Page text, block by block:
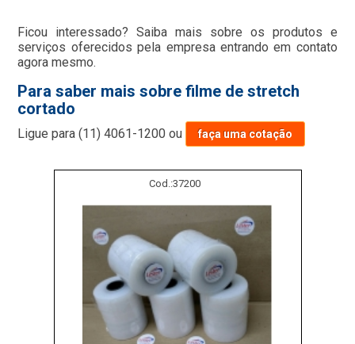
Ficou interessado? Saiba mais sobre os produtos e
serviços oferecidos pela empresa entrando em contato
agora mesmo.
Para saber mais sobre filme de stretch
cortado
Ligue para(11) 4061-1200 ou faça uma cotação
Cod.:37200